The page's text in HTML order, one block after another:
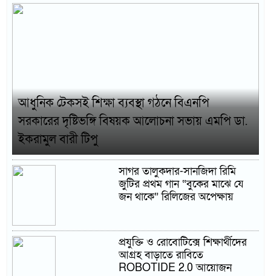
আধুনিক টেকসই শিক্ষা ব্যবস্থা গঠনে বিএনপি
সরকারের দৃষ্টিভঙ্গি বিষয়ক আলোচনা সভায় এমপি ডা.
ইকরামুল বারী টিপু
সাগর তালুকদার-সানজিদা রিমি
জুটির প্রথম গান “বুকের মাঝে যে
জন থাকে” রিলিজের অপেক্ষায়
প্রযুক্তি ও রোবোটিক্সে শিক্ষার্থীদের
আগ্রহ বাড়াতে রাবিতে
ROBOTIDE 2.0 আয়োজন